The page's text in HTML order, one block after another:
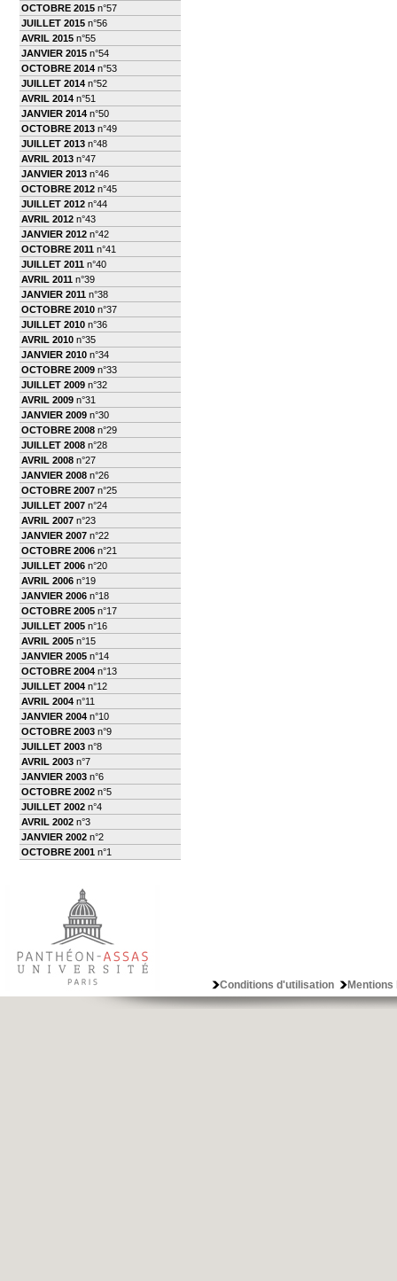
OCTOBRE 2015 n°57
JUILLET 2015 n°56
AVRIL 2015 n°55
JANVIER 2015 n°54
OCTOBRE 2014 n°53
JUILLET 2014 n°52
AVRIL 2014 n°51
JANVIER 2014 n°50
OCTOBRE 2013 n°49
JUILLET 2013 n°48
AVRIL 2013 n°47
JANVIER 2013 n°46
OCTOBRE 2012 n°45
JUILLET 2012 n°44
AVRIL 2012 n°43
JANVIER 2012 n°42
OCTOBRE 2011 n°41
JUILLET 2011 n°40
AVRIL 2011 n°39
JANVIER 2011 n°38
OCTOBRE 2010 n°37
JUILLET 2010 n°36
AVRIL 2010 n°35
JANVIER 2010 n°34
OCTOBRE 2009 n°33
JUILLET 2009 n°32
AVRIL 2009 n°31
JANVIER 2009 n°30
OCTOBRE 2008 n°29
JUILLET 2008 n°28
AVRIL 2008 n°27
JANVIER 2008 n°26
OCTOBRE 2007 n°25
JUILLET 2007 n°24
AVRIL 2007 n°23
JANVIER 2007 n°22
OCTOBRE 2006 n°21
JUILLET 2006 n°20
AVRIL 2006 n°19
JANVIER 2006 n°18
OCTOBRE 2005 n°17
JUILLET 2005 n°16
AVRIL 2005 n°15
JANVIER 2005 n°14
OCTOBRE 2004 n°13
JUILLET 2004 n°12
AVRIL 2004 n°11
JANVIER 2004 n°10
OCTOBRE 2003 n°9
JUILLET 2003 n°8
AVRIL 2003 n°7
JANVIER 2003 n°6
OCTOBRE 2002 n°5
JUILLET 2002 n°4
AVRIL 2002 n°3
JANVIER 2002 n°2
OCTOBRE 2001 n°1
Conditions d'utilisation Mentions